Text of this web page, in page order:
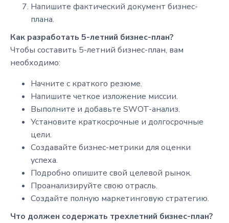
Напишите фактический документ бизнес-
плана.
Как разработать 5-летний бизнес-план?
Чтобы составить 5-летний бизнес-план, вам
необходимо:
Начните с краткого резюме.
Напишите четкое изложение миссии.
Выполните и добавьте SWOT-анализ.
Установите краткосрочные и долгосрочные
цели.
Создавайте бизнес-метрики для оценки
успеха.
Подробно опишите свой целевой рынок.
Проанализируйте свою отрасль.
Создайте полную маркетинговую стратегию.
Что должен содержать трехлетний бизнес-план?